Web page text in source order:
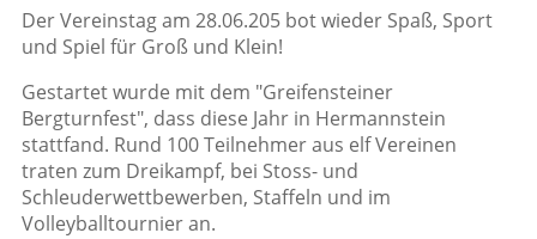
Der Vereinstag am 28.06.205 bot wieder Spaß, Sport
und Spiel für Groß und Klein!
Gestartet wurde mit dem "Greifensteiner
Bergturnfest", dass diese Jahr in Hermannstein
stattfand. Rund 100 Teilnehmer aus elf Vereinen
traten zum Dreikampf, bei Stoss- und
Schleuderwettbewerben, Staffeln und im
Volleyballtournier an.